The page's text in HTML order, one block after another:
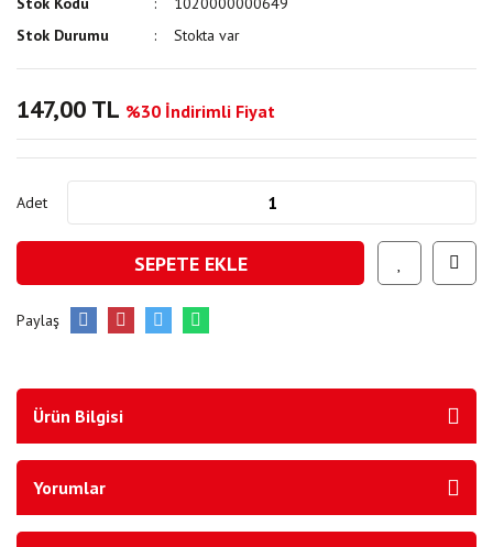
Stok Durumu
Stokta var
147,00 TL %30 İndirimli Fiyat
Adet
SEPETE EKLE
Paylaş
Ürün Bilgisi
Yorumlar